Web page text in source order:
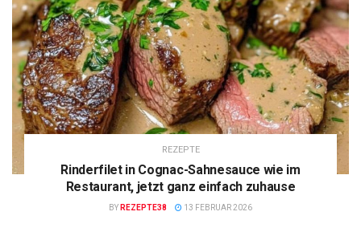
REZEPTE
Rinderfilet in Cognac-Sahnesauce wie im
Restaurant, jetzt ganz einfach zuhause
BY REZEPTE38 13 FEBRUAR 2026